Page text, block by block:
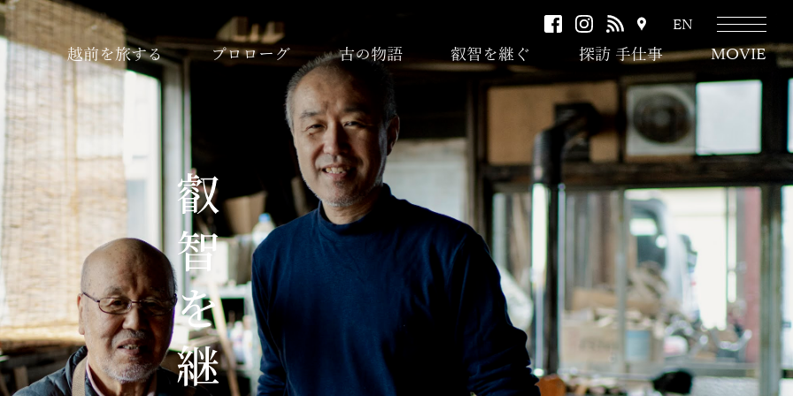
facebookinstagram
RSS
ク
セ
ス
EN
越前を旅する プロローグ 古の物語 叡智を継ぐ 探訪 手仕事 MOVIE